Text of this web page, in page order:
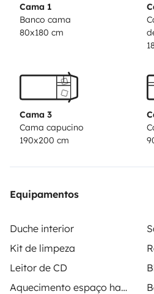
Cama 1
Banco cama
80x180 cm
Cama 3
Cama capucino
190x200 cm
Equipamentos
Duche interior
Kit de limpeza
Leitor de CD
Aquecimento espaço habitacional